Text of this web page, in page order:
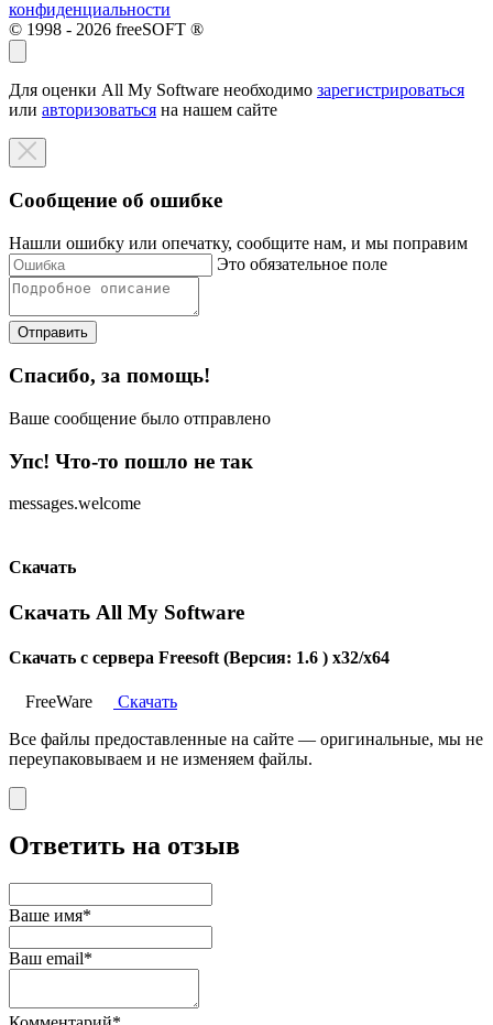
конфиденциальности
© 1998 - 2026 freeSOFT ®
Для оценки All My Software необходимо зарегистрироваться
или авторизоваться на нашем сайте
Сообщение об ошибке
Нашли ошибку или опечатку, сообщите нам, и мы поправим
Это обязательное поле
Отправить
Спасибо, за помощь!
Ваше сообщение было отправлено
Упс! Что-то пошло не так
messages.welcome
Скачать
Скачать All My Software
Скачать с сервера Freesoft (Версия: 1.6 ) x32/x64
FreeWare
Скачать
Все файлы предоставленные на сайте — оригинальные, мы не
переупаковываем и не изменяем файлы.
Ответить на отзыв
Ваше имя*
Ваш email*